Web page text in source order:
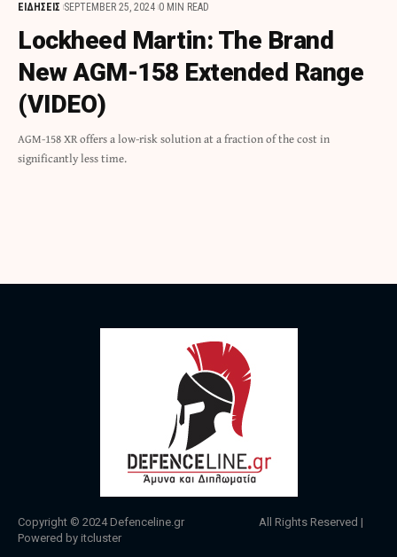
ΕΙΔΗΣΕΙΣ SEPTEMBER 25, 2024 0 MIN READ
Lockheed Martin: The Brand
New AGM-158 Extended Range
(VIDEO)
AGM-158 XR offers a low-risk solution at a fraction of the cost in
significantly less time.
Copyright © 2024 Defenceline.gr All Rights Reserved |
Powered by itcluster